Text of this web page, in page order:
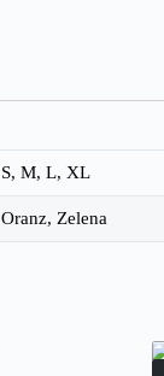
S,M,L, XL
Oranz, Zelena